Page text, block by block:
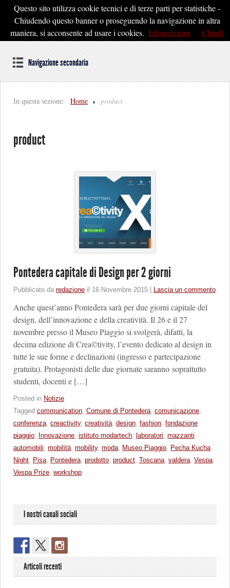
Pontedera2020
Dal cuore della Toscana un'idea di Futuro
Navigazione secondaria
In questa sezione: Home product
product
Pontedera capitale di Design per 2 giorni
Pubblicato da redazione il 16 Novembre 2015 Lascia un commento
Anche quest’anno Pontedera sarà per due giorni capitale del
design, dell’innovazione e della creatività. Il 26 e il 27
novembre presso il Museo Piaggio si svolgerà, difatti, la
decima edizione di Crea©tivity, l’evento dedicato al design in
tutte le sue forme e declinazioni (ingresso e partecipazione
gratuita). Protagonisti delle due giornate saranno soprattutto
studenti, docenti e […]
Posted in Notizie
Tagged communication, Comune di Pontedera, comunicazione,
conferenza, creactivity, creatività, design, fashion, fondazione
piaggio, Innovazione, istituto modartech, laboratori, mazzanti
automobili, mobilità, mobility, moda, Museo Piaggio, Pecha Kucha
Night, Pisa, Pontedera, prodotto, product, Toscana, valdera, Vespa,
Vespa Prize, workshop
I nostri canali sociali
Articoli recenti
Questo sito utilizza cookie tecnici e di terze parti per statistiche -
Chiudendo questo banner o proseguendo la navigazione in altra
maniera, si acconsente ad usare i cookies. Informazioni Chiudi